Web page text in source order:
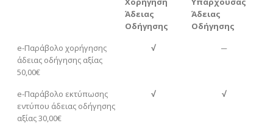
Άδειας
Οδήγησης
Άδειας
Οδήγησης
e-Παράβολο χορήγησης
άδειας οδήγησης αξίας
50,00€
√ ─
e-Παράβολο εκτύπωσης
εντύπου άδειας οδήγησης
αξίας 30,00€
√ √